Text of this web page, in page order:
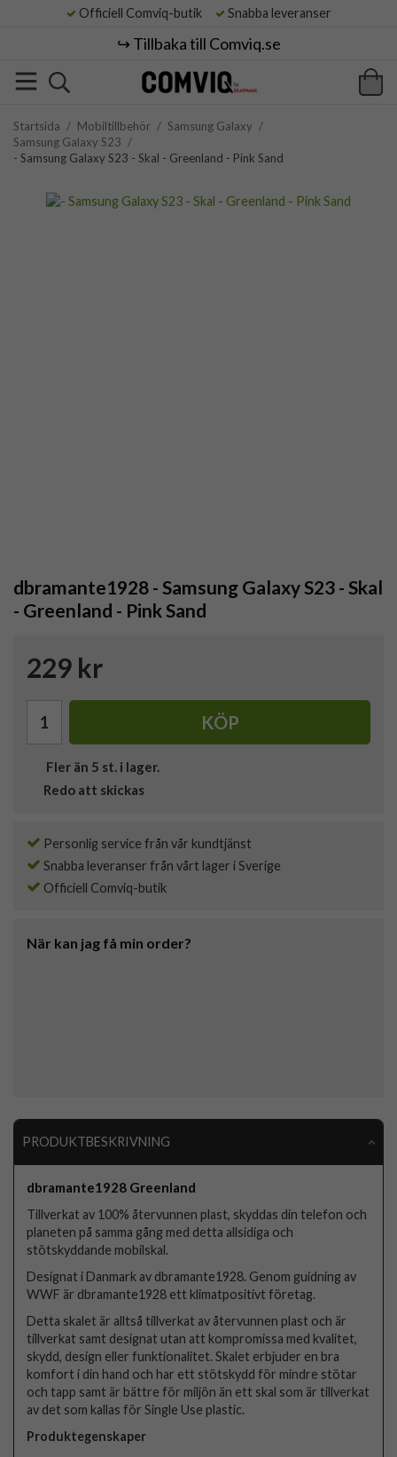
Officiell Comviq-butik Snabba leveranser
↪️ Tillbaka till Comviq.se
Startsida / Mobiltillbehör / Samsung Galaxy /
Samsung Galaxy S23 /
- Samsung Galaxy S23 - Skal - Greenland - Pink Sand
dbramante1928 - Samsung Galaxy S23 - Skal
- Greenland - Pink Sand
229 kr
KÖP
Fler än 5 st. i lager.
Redo att skickas
Personlig service från vår kundtjänst
Snabba leveranser från vårt lager i Sverige
Officiell Comviq-butik
När kan jag få min order?
PRODUKTBESKRIVNING
dbramante1928 Greenland
Tillverkat av 100% återvunnen plast, skyddas din telefon och
planeten på samma gång med detta allsidiga och
stötskyddande mobilskal.
Designat i Danmark av dbramante1928. Genom guidning av
WWF är dbramante1928 ett klimatpositivt företag.
Detta skalet är alltså tillverkat av återvunnen plast och är
tillverkat samt designat utan att kompromissa med kvalitet,
skydd, design eller funktionalitet. Skalet erbjuder en bra
komfort i din hand och har ett stötskydd för mindre stötar
och tapp samt är bättre för miljön än ett skal som är tillverkat
av det som kallas för Single Use plastic.
Produktegenskaper